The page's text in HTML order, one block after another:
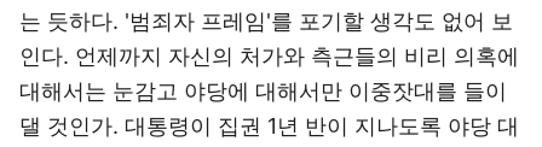
는 듯하다. '범죄자 프레임'를 포기할 생각도 없어 보
인다. 언제까지 자신의 처가와 측근들의 비리 의혹에
대해서는 눈감고 야당에 대해서만 이중잣대를 들이
댈 것인가. 대통령이 집권 1년 반이 지나도록 야당 대